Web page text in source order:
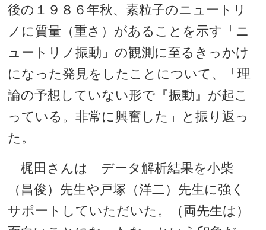
後の１９８６年秋、素粒子のニュートリ
ノに質量（重さ）があることを示す「ニ
ュートリノ振動」の観測に至るきっかけ
になった発見をしたことについて、「理
論の予想していない形で『振動』が起こ
っている。非常に興奮した」と振り返っ
た。
梶田さんは「データ解析結果を小柴
（昌俊）先生や戸塚（洋二）先生に強く
サポートしていただいた。（両先生は）